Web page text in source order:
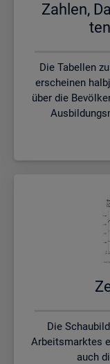
Zah­len,
Die Tabellen
erscheinen
über die
Die
Arbeitsmarktes
auch